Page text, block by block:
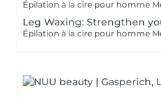
Leg Waxing: Strengthen